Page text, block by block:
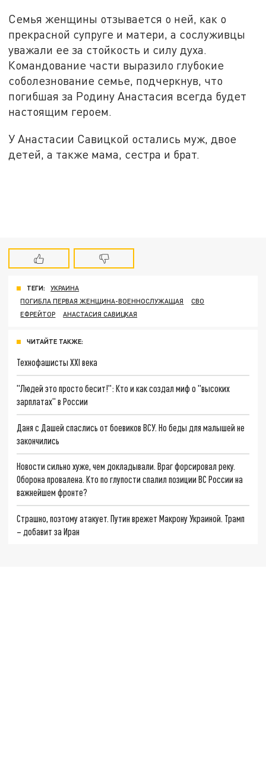
Семья женщины отзывается о ней, как о
прекрасной супруге и матери, а сослуживцы
уважали ее за стойкость и силу духа.
Командование части выразило глубокие
соболезнование семье, подчеркнув, что
погибшая за Родину Анастасия всегда будет
настоящим героем.
У Анастасии Савицкой остались муж, двое
детей, а также мама, сестра и брат.
ТЕГИ:
УКРАИНА
ПОГИБЛА ПЕРВАЯ ЖЕНЩИНА-ВОЕННОСЛУЖАЩАЯ
СВО
ЕФРЕЙТОР
АНАСТАСИЯ САВИЦКАЯ
ЧИТАЙТЕ ТАКЖЕ:
Технофашисты XXI века
"Людей это просто бесит!": Кто и как создал миф о "высоких
зарплатах" в России
Даня с Дашей спаслись от боевиков ВСУ. Но беды для малышей не
закончились
Новости сильно хуже, чем докладывали. Враг форсировал реку.
Оборона провалена. Кто по глупости спалил позиции ВС России на
важнейшем фронте?
Страшно, поэтому атакует. Путин врежет Макрону Украиной. Трамп
– добавит за Иран